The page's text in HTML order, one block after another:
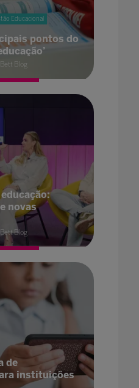
Educacional
pontos do
Blog
novas
Blog
de
instituições